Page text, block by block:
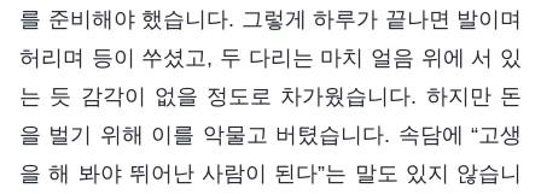
를 준비해야 했습니다. 그렇게 하루가 끝나면 발이며
허리며 등이 쑤셨고, 두 다리는 마치 얼음 위에 서 있
는 듯 감각이 없을 정도로 차가웠습니다. 하지만 돈
을 벌기 위해 이를 악물고 버텼습니다. 속담에 “고생
을 해 봐야 뛰어난 사람이 된다”는 말도 있지 않습니